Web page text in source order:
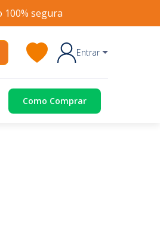
100% segura
Entrar
Como Comprar